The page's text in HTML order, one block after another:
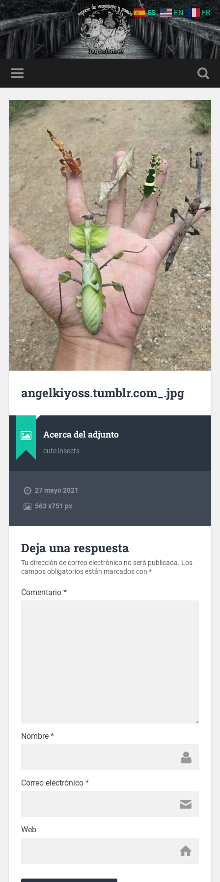
angelkiyoss.tumblr.com_.jpg
Acerca del adjunto
cute insects
27 mayo 2021
563 x751 px
Deja una respuesta
Tu dirección de correo electrónico no será publicada. Los
campos obligatorios están marcados con *
Comentario *
Nombre *
Correo electrónico *
Web
ES EN FR